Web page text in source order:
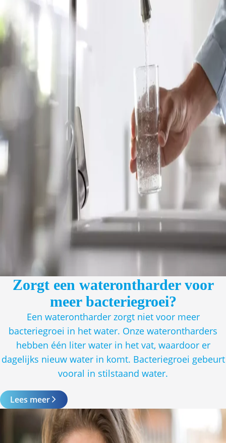
Zorgt een waterontharder voor
meer bacteriegroei?
Een waterontharder zorgt niet voor meer
bacteriegroei in het water. Onze waterontharders
hebben één liter water in het vat, waardoor er
dagelijks nieuw water in komt. Bacteriegroei gebeurt
vooral in stilstaand water.
Lees meer